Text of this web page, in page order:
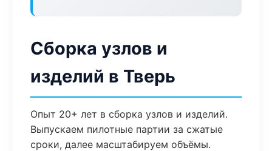
Сборка узлов и
изделий в Тверь
Опыт 20+ лет в сборка узлов и изделий.
Выпускаем пилотные партии за сжатые
сроки, далее масштабируем объёмы.